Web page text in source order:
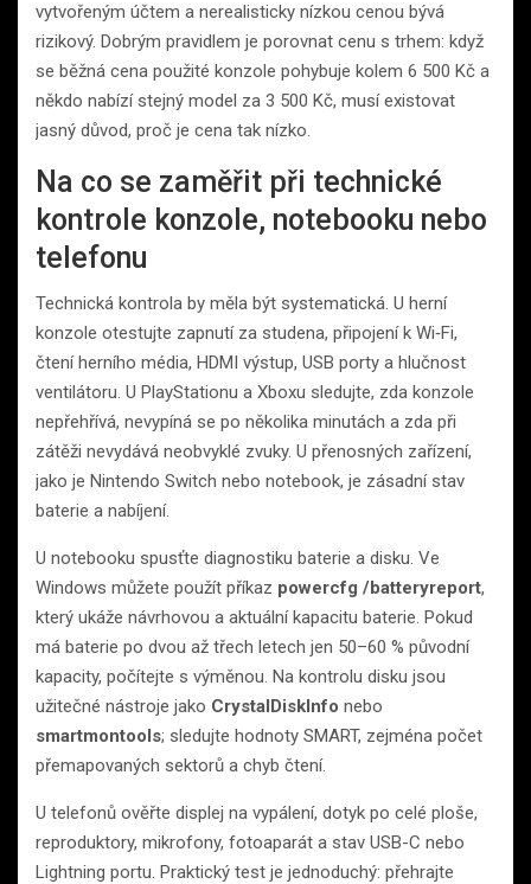
vytvořeným účtem a nerealisticky nízkou cenou bývá
rizikový. Dobrým pravidlem je porovnat cenu s trhem: když
se běžná cena použité konzole pohybuje kolem 6 500 Kč a
někdo nabízí stejný model za 3 500 Kč, musí existovat
jasný důvod, proč je cena tak nízko.
Na co se zaměřit při technické
kontrole konzole, notebooku nebo
telefonu
Technická kontrola by měla být systematická. U herní
konzole otestujte zapnutí za studena, připojení k Wi‑Fi,
čtení herního média, HDMI výstup, USB porty a hlučnost
ventilátoru. U PlayStationu a Xboxu sledujte, zda konzole
nepřehřívá, nevypíná se po několika minutách a zda při
zátěži nevydává neobvyklé zvuky. U přenosných zařízení,
jako je Nintendo Switch nebo notebook, je zásadní stav
baterie a nabíjení.
U notebooku spusťte diagnostiku baterie a disku. Ve
Windows můžete použít příkaz powercfg /batteryreport,
který ukáže návrhovou a aktuální kapacitu baterie. Pokud
má baterie po dvou až třech letech jen 50–60 % původní
kapacity, počítejte s výměnou. Na kontrolu disku jsou
užitečné nástroje jako CrystalDiskInfo nebo
smartmontools; sledujte hodnoty SMART, zejména počet
přemapovaných sektorů a chyb čtení.
U telefonů ověřte displej na vypálení, dotyk po celé ploše,
reproduktory, mikrofony, fotoaparát a stav USB-C nebo
Lightning portu. Praktický test je jednoduchý: přehrajte